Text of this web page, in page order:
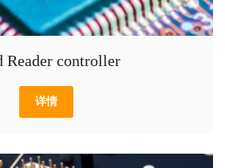
Reader controller
详情